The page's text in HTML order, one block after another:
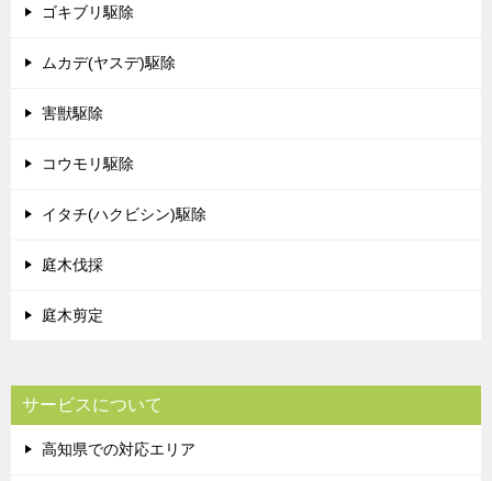
ゴキブリ駆除
ムカデ(ヤスデ)駆除
害獣駆除
コウモリ駆除
イタチ(ハクビシン)駆除
庭木伐採
庭木剪定
サービスについて
高知県での対応エリア